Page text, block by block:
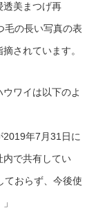
透美まつげ再
毛の長い写真の表
されています。
ワイは以下のよ
2019年7月31日に
内で共有してい
ておらず、今後使